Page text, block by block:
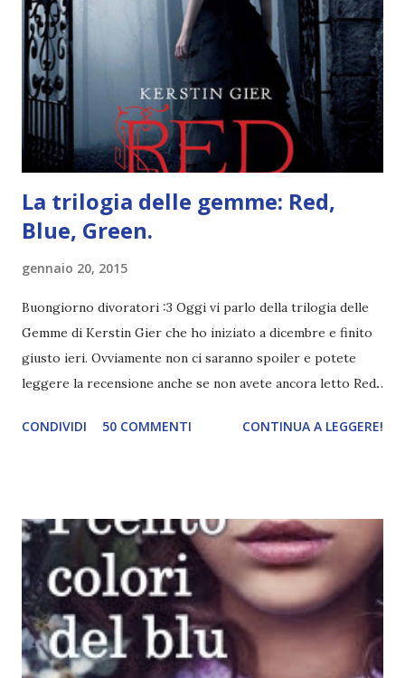
Fatto sta che nella realtà i ragazzi con i capelli così
sembrano degli scappati di casa. Ah, poi ci sono le ciocche
ribelli. Che monelli, che trasgry. Oppure tutti i personaggi
dei libri sono dei grandi lettori, fatto sta che io non ho mai
trovato una scena in ...
La trilogia delle gemme: Red,
Blue, Green.
gennaio 20, 2015
Buongiorno divoratori :3 Oggi vi parlo della trilogia delle
Gemme di Kerstin Gier che ho iniziato a dicembre e finito
giusto ieri. Ovviamente non ci saranno spoiler e potete
leggere la recensione anche se non avete ancora letto Red.
Green sono state delle letture molto piacevoli ma non
potete capire le mie aspettative! Innanzitutto, se la Gier o
la ce avesse deciso di pubblicare la trilogia in un unico libro,
probabilmente lo avrei apprezzato molto di più. Red è
molto introduttivo, nel senso che in trecento pagine non
succede un bel niente. E non ha nemmeno un finale ._.
finisce esattamente nel bel mezzo della storia (anzi, quale
CONDIVIDI 50 COMMENTI CONTINUA A LEGGERE!